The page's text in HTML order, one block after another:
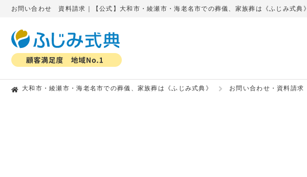
お問い合わせ 資料請求｜【公式】大和市・綾瀬市・海老名市での葬儀、家族葬は《ふじみ式典》
大和市・綾瀬市・海老名市での葬儀、家族葬は《ふじみ式典》 お問い合わせ・資料請求